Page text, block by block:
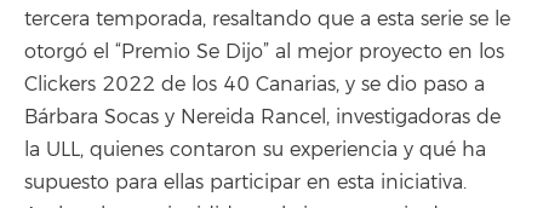
tercera temporada, resaltando que a esta serie se le
otorgó el “Premio Se Dijo” al mejor proyecto en los
Clickers 2022 de los 40 Canarias, y se dio paso a
Bárbara Socas y Nereida Rancel, investigadoras de
la ULL, quienes contaron su experiencia y qué ha
supuesto para ellas participar en esta iniciativa.